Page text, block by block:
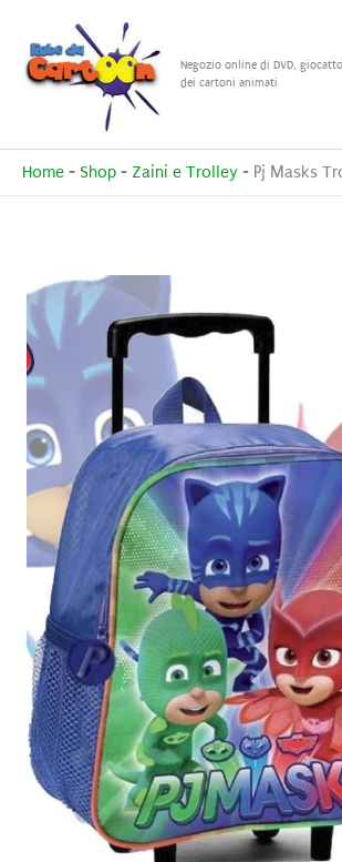
contenuto
Negozio online di DVD,
dei cartoni animati
Home - Shop - Zaini e Trolley - Pj Masks